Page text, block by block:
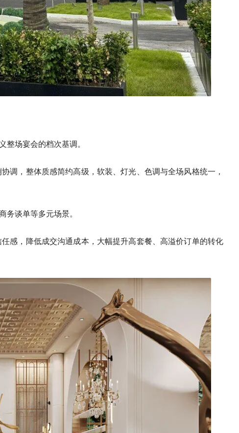
场宴会的档次基调。
调，整体质感简约高级，软装、灯光、色调与全场风格统一，
谈单等多元场景。
感，降低成交沟通成本，大幅提升高套餐、高溢价订单的转化